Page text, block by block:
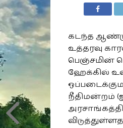
கடந்த ஆண்டு
உத்தரவு
பெஞ்சமின்
ஹேக்கில்
நீதிமன்றம்